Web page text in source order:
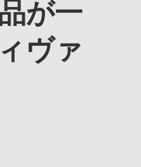
が⼀
ヴァ